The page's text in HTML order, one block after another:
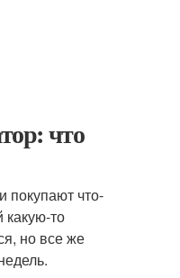
что
покупают что-
какую-то
но все же